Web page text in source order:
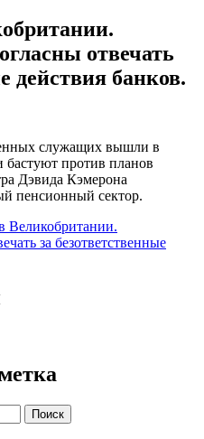
отвечать
действия банков.
служащих вышли в
против планов
Дэвида Кэмерона
пенсионный сектор.
Великобритании.
за безответственные